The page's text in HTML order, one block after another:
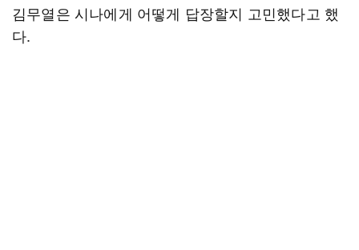
김무열은 시나에게 어떻게 답장할지 고민했다고 했
다.